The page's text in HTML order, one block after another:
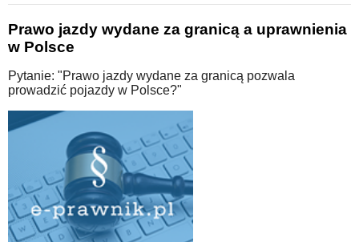
Prawo jazdy wydane za granicą a uprawnienia
w Polsce
Pytanie: "Prawo jazdy wydane za granicą pozwala
prowadzić pojazdy w Polsce?"